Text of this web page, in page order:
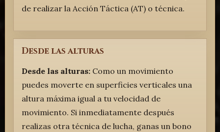
de realizar la Acción Táctica (AT) o técnica.
Desde las alturas
Desde las alturas:Como un movimiento
puedes moverte en superficies verticales una
altura máxima igual a tu velocidad de
movimiento. Si inmediatamente después
realizas otra técnica de lucha, ganas un bono